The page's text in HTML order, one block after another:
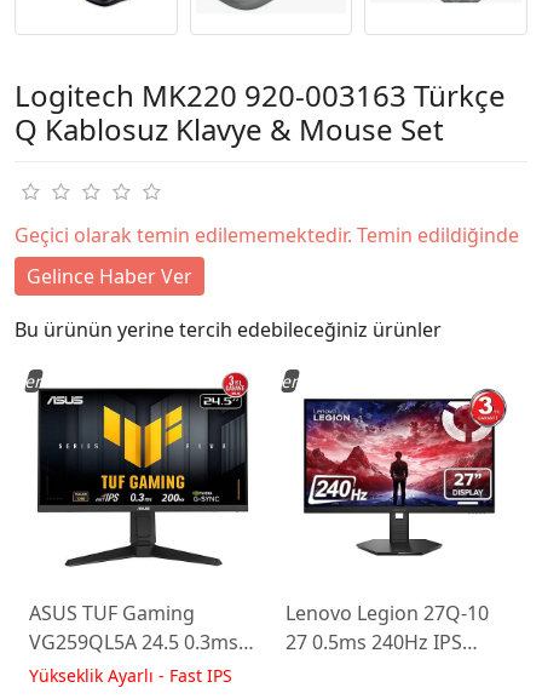
Logitech MK220 920-003163 Türkçe
Q Kablosuz Klavye & Mouse Set
Geçici olarak temin edilememektedir. Temin edildiğinde
Gelince Haber Ver
Bu ürünün yerine tercih edebileceğiniz ürünler
ASUS TUF Gaming
VG259QL5A 24.5 0.3ms
200Hz Fast IPS Yükseklik
Yükseklik Ayarlı - Fast IPS
Yeni
Lenovo Legion 27Q-10
27 0.5ms 240Hz IPS
Yeni